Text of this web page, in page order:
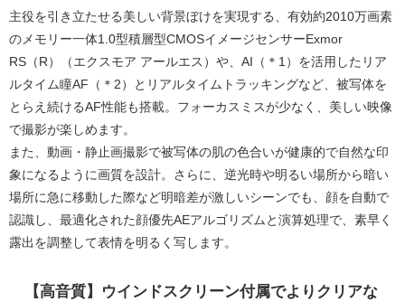
主役を引き立たせる美しい背景ぼけを実現する、有効約2010万画素
のメモリー一体1.0型積層型CMOSイメージセンサーExmor
RS（R）（エクスモア アールエス）や、AI（＊1）を活用したリア
ルタイム瞳AF（＊2）とリアルタイムトラッキングなど、被写体を
とらえ続けるAF性能も搭載。フォーカスミスが少なく、美しい映像
で撮影が楽しめます。
また、動画・静止画撮影で被写体の肌の色合いが健康的で自然な印
象になるように画質を設計。さらに、逆光時や明るい場所から暗い
場所に急に移動した際など明暗差が激しいシーンでも、顔を自動で
認識し、最適化された顔優先AEアルゴリズムと演算処理で、素早く
露出を調整して表情を明るく写します。
【高音質】ウインドスクリーン付属でよりクリアな